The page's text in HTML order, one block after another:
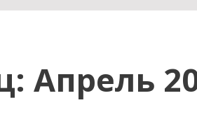
Апрель